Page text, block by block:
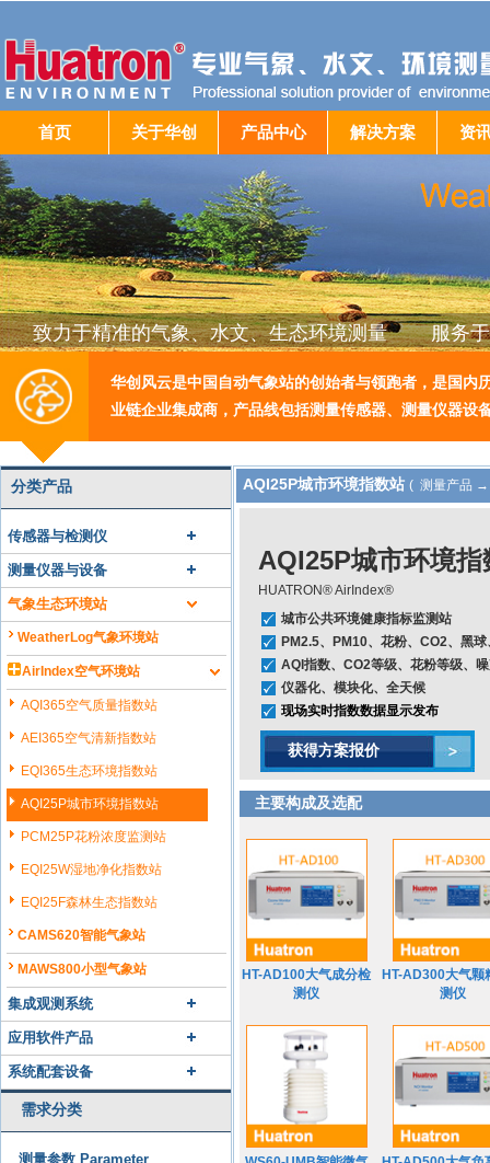
首页 关于华创 产品中心 解决方案 资
致力于精准的气象、水文、生态环境测量 服务于
华创风云是中国自动气象站的创始者与领跑者，是国内
业链企业集成商，产品线包括测量传感器、测量仪器设
分类产品
传感器与检测仪
测量仪器与设备
气象生态环境站
WeatherLog气象环境站
AirIndex空气环境站
AQI365空气质量指数站
AEI365空气清新指数站
EQI365生态环境指数站
AQI25P城市环境指数站
PCM25P花粉浓度监测站
EQI25W湿地净化指数站
EQI25F森林生态指数站
CAMS620智能气象站
MAWS800小型气象站
集成观测系统
应用软件产品
系统配套设备
需求分类
测量参数 Parameter
AQI25P城市环境指数站 ( 测量产品 →
AQI25P城市环境指
HUATRON® AirIndex®
城市公共环境健康指标监测站
PM2.5、PM10、花粉、CO2、黑
AQI指数、CO2等级、花粉等级、
仪器化、模块化、全天候
现场实时指数数据显示发布
获得方案报价
主要构成及选配
HT-AD100大气成分检
测仪
HT-AD300大气颗
测仪